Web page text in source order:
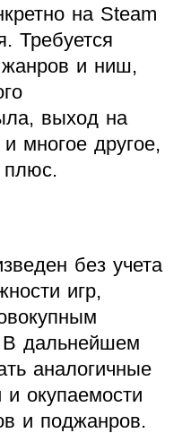
на Steam
Требуется
и ниш,
выход на
многое другое,
плюс.
без учета
игр,
В дальнейшем
аналогичные
окупаемости
и поджанров.